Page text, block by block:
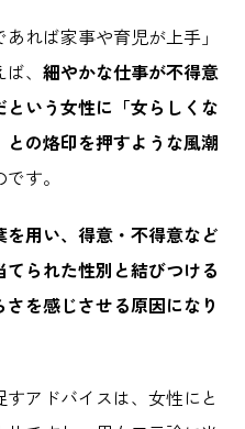
れば家事や育児が上手」
、 細やかな仕事が不得意
いう女性に「女らしくな
の烙印を押すような風潮
です。
を用い、得意・不得意など
られた性別と結びつける
を感じさせる原因になり
アドバイスは、女性にと